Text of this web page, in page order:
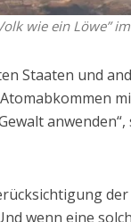
wie ein Löwe”
Staaten und
wenn eine